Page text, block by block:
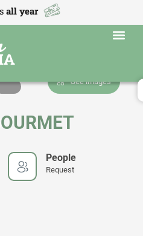
all year
See images
People
Request